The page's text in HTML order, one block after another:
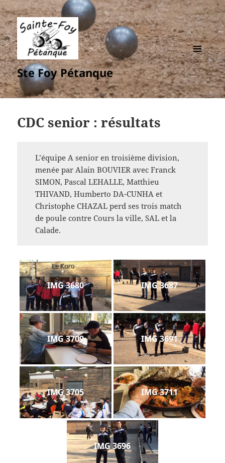
Ste Foy Pétanque
MENU
ET
WIDGETS
CDC senior : résultats
L’équipe A senior en troisième division,
menée par Alain BOUVIER avec Franck
SIMON, Pascal LEHALLE, Matthieu
THIVAND, Humberto DA-CUNHA et
Christophe CHAZAL perd ses trois match
de poule contre Cours la ville, SAL et la
Calade.
IMG 3680 IMG 3687
IMG 3709 IMG 3691
IMG 3705 IMG 3711
IMG 3696